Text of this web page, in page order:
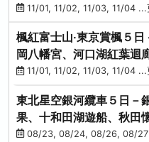
山、海鮮盛宴
11/01, 11/02, 11/03, 11/04 ...
楓紅富士山‧東京賞楓５
岡八幡宮、河口湖紅葉迴
船、熱海梅園
11/01, 11/02, 11/03, 11/04 ...
東北星空銀河纜車５日－
果、十和田湖遊船、秋田
美溪、螃蟹本家
08/23, 08/24, 08/26, 08/27